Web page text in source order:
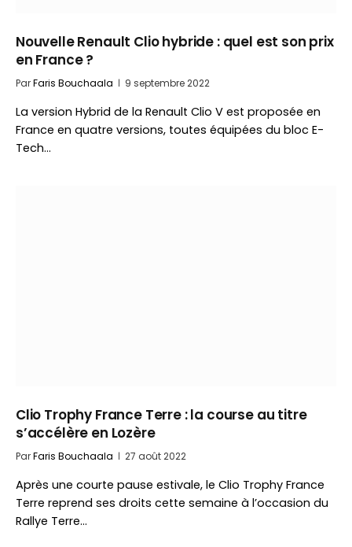
Nouvelle Renault Clio hybride : quel est son prix
en France ?
ParFaris Bouchaala 9 septembre 2022
La version Hybrid de la Renault Clio V est proposée en
France en quatre versions, toutes équipées du bloc E-
Tech…
Clio Trophy France Terre : la course au titre
s’accélère en Lozère
ParFaris Bouchaala 27 août 2022
Après une courte pause estivale, le Clio Trophy France
Terre reprend ses droits cette semaine à l’occasion du
Rallye Terre…